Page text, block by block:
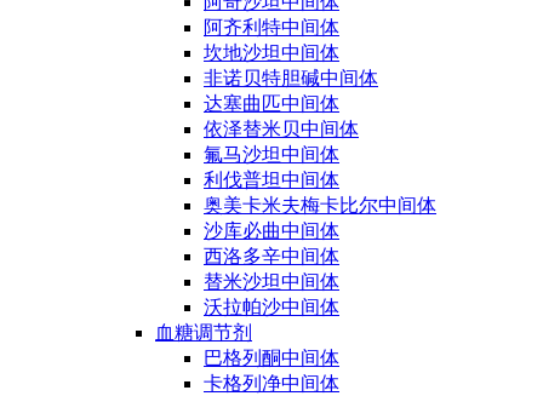
阿齐利特中间体
坎地沙坦中间体
非诺贝特胆碱中间体
达塞曲匹中间体
依泽替米贝中间体
氟马沙坦中间体
利伐普坦中间体
奥美卡米夫梅卡比尔中间体
沙库必曲中间体
西洛多辛中间体
替米沙坦中间体
沃拉帕沙中间体
血糖调节剂
巴格列酮中间体
卡格列净中间体